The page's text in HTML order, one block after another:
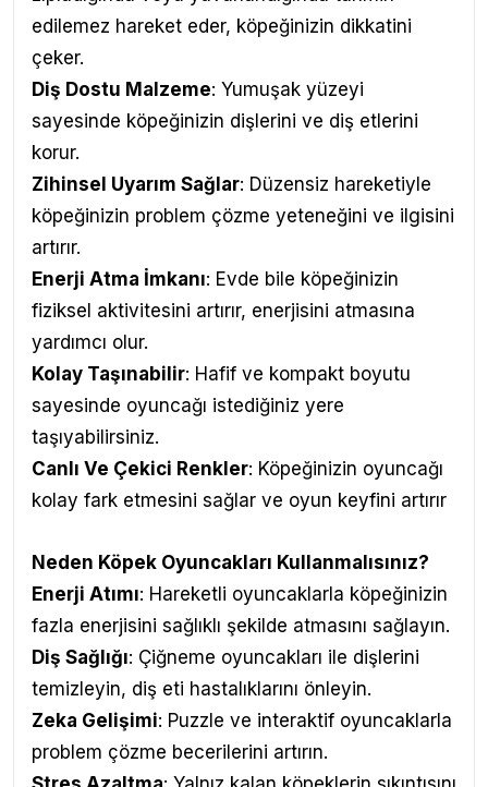
edilemez hareket eder, köpeğinizin dikkatini
çeker.
Diş Dostu Malzeme: Yumuşak yüzeyi
sayesinde köpeğinizin dişlerini ve diş etlerini
korur.
Zihinsel Uyarım Sağlar: Düzensiz hareketiyle
köpeğinizin problem çözme yeteneğini ve ilgisini
artırır.
Enerji Atma İmkanı: Evde bile köpeğinizin
fiziksel aktivitesini artırır, enerjisini atmasına
yardımcı olur.
Kolay Taşınabilir: Hafif ve kompakt boyutu
sayesinde oyuncağı istediğiniz yere
taşıyabilirsiniz.
Canlı Ve Çekici Renkler: Köpeğinizin oyuncağı
kolay fark etmesini sağlar ve oyun keyfini artırır
Neden Köpek Oyuncakları Kullanmalısınız?
Enerji Atımı: Hareketli oyuncaklarla köpeğinizin
fazla enerjisini sağlıklı şekilde atmasını sağlayın.
Diş Sağlığı: Çiğneme oyuncakları ile dişlerini
temizleyin, diş eti hastalıklarını önleyin.
Zeka Gelişimi: Puzzle ve interaktif oyuncaklarla
problem çözme becerilerini artırın.